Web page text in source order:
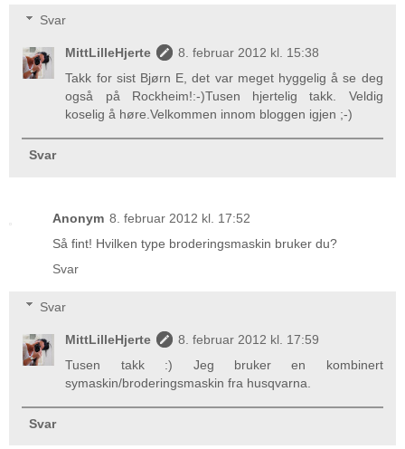
Svar
MittLilleHjerte
8. februar 2012 kl. 15:38
Takk for sist Bjørn E, det var meget hyggelig å se deg
også på Rockheim!:-)Tusen hjertelig takk. Veldig
koselig å høre.Velkommen innom bloggen igjen ;-)
Svar
Anonym 8. februar 2012 kl. 17:52
Så fint! Hvilken type broderingsmaskin bruker du?
Svar
Svar
MittLilleHjerte
8. februar 2012 kl. 17:59
Tusen takk :) Jeg bruker en kombinert
symaskin/broderingsmaskin fra husqvarna.
Svar